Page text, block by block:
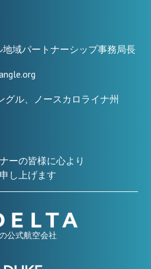
域パートナーシップ事務局長
グル、ノースカロライナ州
ーの皆様に心より
し上げます
公式航空会社